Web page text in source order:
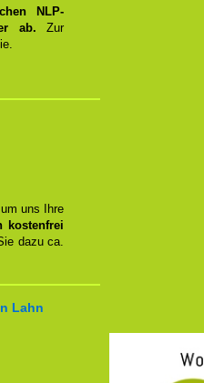
NLP-
ab.Zur
uns Ihre
kostenfrei
dazu ca.
Lahn